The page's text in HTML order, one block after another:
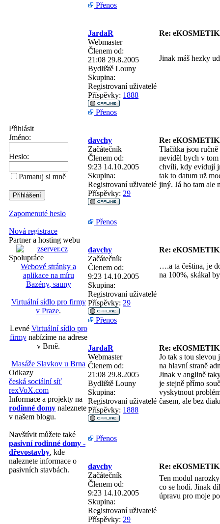
Přihlásit
Jméno:
Heslo:
Pamatuj si mně
Zapomenuté heslo
Nová registrace
Partner a hosting webu
Spolupráce
Webové stránky a
aplikace na míru
Bazény, sauny
Virtuální sídlo pro firmy
v Praze.
Levné Virtuální sídlo pro
firmynabízíme na adrese
v Brně.
Masáže Slavkov u Brna
Odkazy
česká sociální síť
rexVoX.com
Informace a projekty na
rodinné domy naleznete
v našem blogu.
Navštívit můžete také
pasivní rodinné domy -
dřevostavby, kde
naleznete informace o
pasivních stavbách.
Přenos
JardaR
Re:
Webmaster
Členem od:
21:08 29.8.2005
Bydliště Louny
Skupina:
Registrovaní uživatelé
Příspěvky: 1888
Jinak máš hezky
Přenos
davchy
Re:
Začátečník
Členem od:
9:23 14.10.2005
Skupina:
Registrovaní uživatelé
Příspěvky: 29
Tlačítka jsou
neviděl bych v tom
chvíli, kdy evidují
tak to datum už
jiný. Já ho tam ale
Přenos
davchy
Re:
Začátečník
Členem od:
9:23 14.10.2005
Skupina:
Registrovaní uživatelé
Příspěvky: 29
….a ta čeština, je
na 100%, skákal
Přenos
JardaR
Re:
Webmaster
Členem od:
21:08 29.8.2005
Bydliště Louny
Skupina:
Registrovaní uživatelé
Příspěvky: 1888
Jo tak s tou slevou
na hlavní straně
Jinak v anglině
je stejně přímo
vyskytnout
časem, ale bez
Přenos
davchy
Re:
Začátečník
Členem od:
9:23 14.10.2005
Skupina:
Registrovaní uživatelé
Příspěvky: 29
Ten modul
co se hodí. Jinak
úpravu pro moje